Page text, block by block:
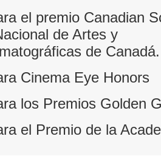
el premio Canadian
de Artes y
de Canadá.
Cinema Eye Honors
los Premios Golden
el Premio de la